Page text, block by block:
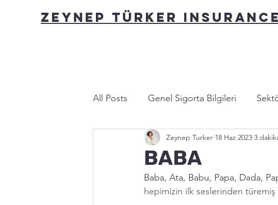
ZEYNEP TÜRKER INSURANCE
All Posts Genel Sigorta Bilgileri
Yasa ve Mevzuat Bu nasıl sigorta?
BABA
Zeynep Turker 18 Haz 2023 3
Baba, Ata, Babu, Papa, Dada,
hepimizin ilk seslerinden türemiş